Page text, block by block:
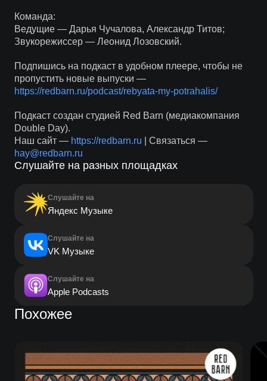
Команда:
Ведущие — Дарья Чучалова, Александр Титов;
Звукорежиссер — Леонид Лозовский.
Подпишись на подкаст в удобном плеере, чтобы не
пропустить новые выпуски —
https://redbarn.ru/podcast/rebyata-my-potrahalis/
Подкаст создан студией Red Barn (медиакомпания
Double Day).
Наш сайт — https://redbarn.ru | Связаться —
hay@redbarn.ru
Слушайте на разных площадках
Слушайте на
Яндекс Музыке
Слушайте на
VK Музыке
Слушайте на
Apple Podcasts
Похожее